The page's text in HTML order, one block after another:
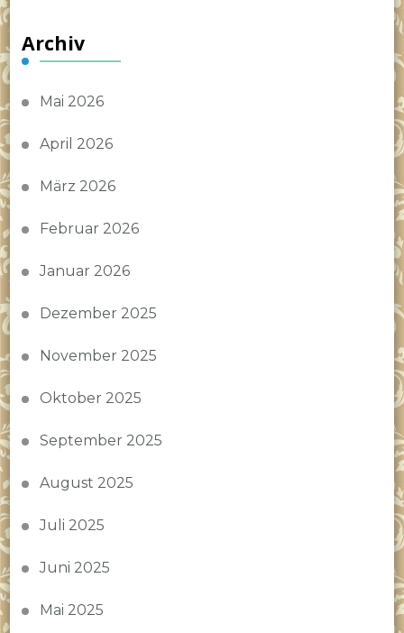
Archiv
Mai 2026
April 2026
März 2026
Februar 2026
Januar 2026
Dezember 2025
November 2025
Oktober 2025
September 2025
August 2025
Juli 2025
Juni 2025
Mai 2025